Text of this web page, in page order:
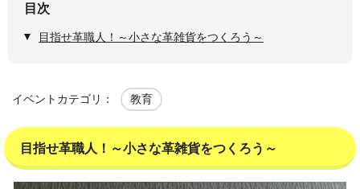
目次
目指せ革職人！～小さな革雑貨をつくろう～
イベントカテゴリ： 教育
目指せ革職人！～小さな革雑貨をつくろう～